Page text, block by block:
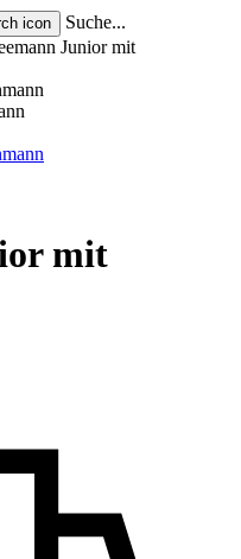
Suche...
Junior mit
mit